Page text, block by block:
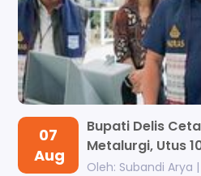
07
Aug
Bupati Delis
Metalurgi, Utus
Oleh: Subandi Arya